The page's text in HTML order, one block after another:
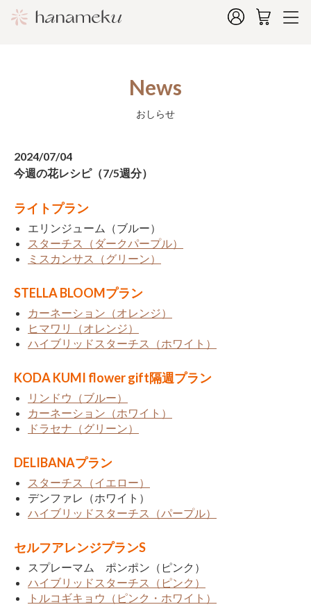
News
おしらせ
2024/07/04
今週の花レシピ（7/5週分）
ライトプラン
エリンジューム（ブルー）
スターチス（ダークパープル）
ミスカンサス（グリーン）
STELLA BLOOMプラン
カーネーション（オレンジ）
ヒマワリ（オレンジ）
ハイブリッドスターチス（ホワイト）
KODA KUMI flower gift隔週プラン
リンドウ（ブルー）
カーネーション（ホワイト）
ドラセナ（グリーン）
DELIBANAプラン
スターチス（イエロー）
デンファレ（ホワイト）
ハイブリッドスターチス（パープル）
セルフアレンジプランS
スプレーマム ポンポン（ピンク）
ハイブリッドスターチス（ピンク）
トルコギキョウ（ピンク・ホワイト）